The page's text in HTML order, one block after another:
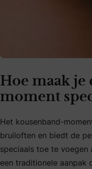
Hoe maak je
moment
Het kousenband-
bruiloften en biedt de
speciaals toe te
een traditionele aanpak